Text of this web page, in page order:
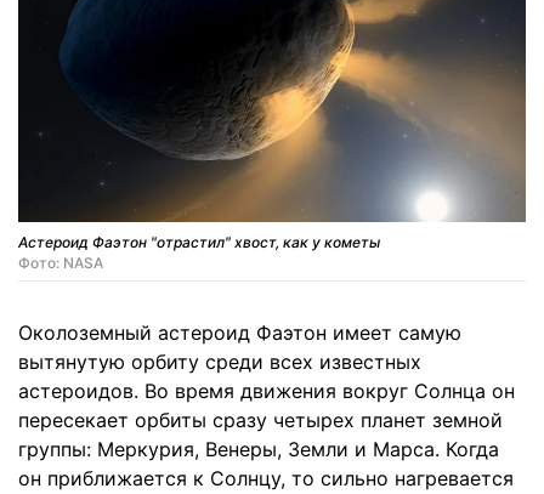
Астероид Фаэтон "отрастил" хвост, как у кометы
Фото: NASA
Околоземный астероид Фаэтон имеет самую
вытянутую орбиту среди всех известных
астероидов. Во время движения вокруг Солнца он
пересекает орбиты сразу четырех планет земной
группы: Меркурия, Венеры, Земли и Марса. Когда
он приближается к Солнцу, то сильно нагревается